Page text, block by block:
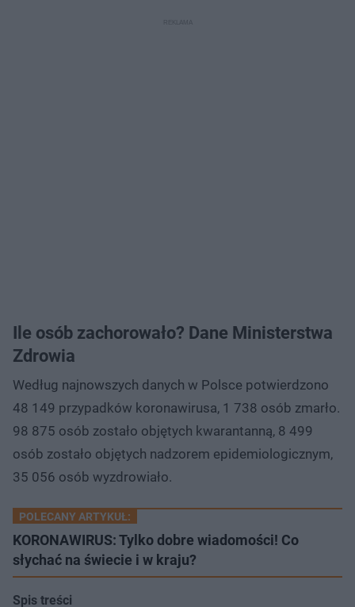
Ile osób zachorowało? Dane Ministerstwa
Zdrowia
Według najnowszych danych w Polsce potwierdzono
48 149 przypadków koronawirusa, 1 738 osób zmarło.
98 875 osób zostało objętych kwarantanną, 8 499
osób zostało objętych nadzorem epidemiologicznym,
35 056 osób wyzdrowiało.
POLECANY ARTYKUŁ:
KORONAWIRUS: Tylko dobre wiadomości! Co
słychać na świecie i w kraju?
Spis treści